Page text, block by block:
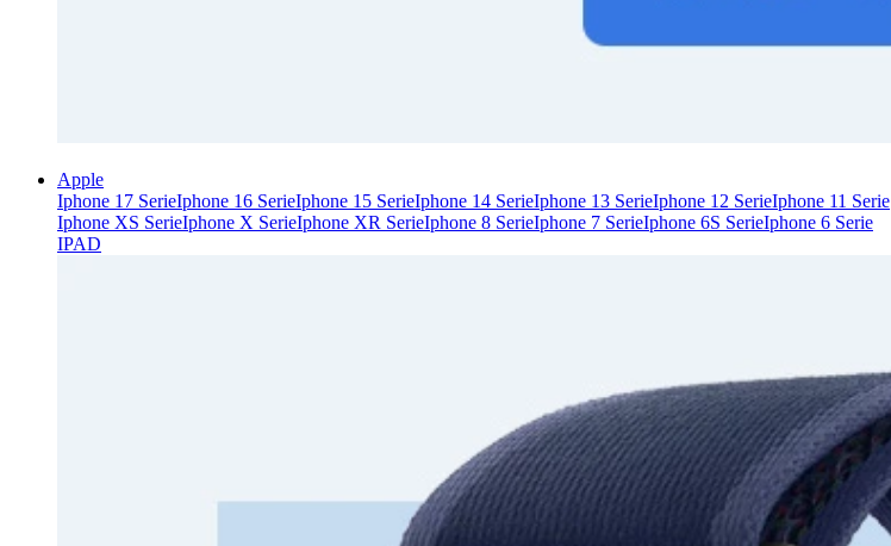
Apple
Iphone 17 SerieIphone 16 SerieIphone 15 SerieIphone 14 SerieIphone 13 SerieIphone 12 SerieIphone 11 Serie
Iphone XS SerieIphone X SerieIphone XR SerieIphone 8 SerieIphone 7 SerieIphone 6S SerieIphone 6 Serie
IPAD